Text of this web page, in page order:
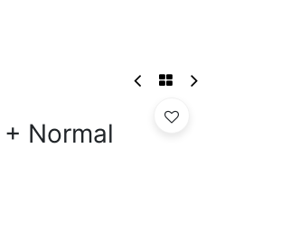
Normal